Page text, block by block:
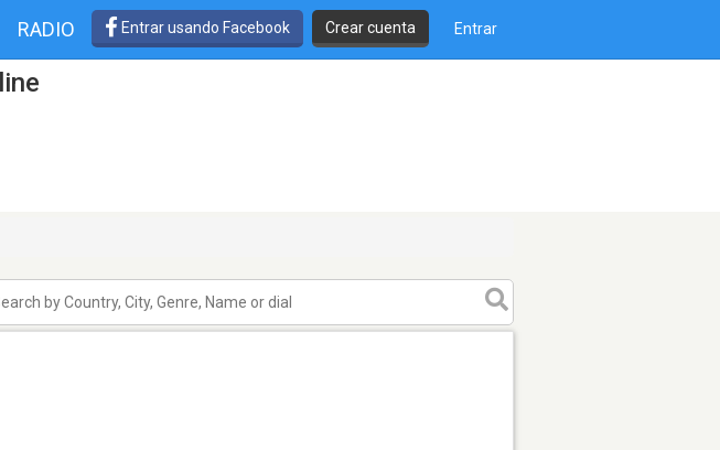
RADIO Entrar usando Facebook Crear cuenta Entrar